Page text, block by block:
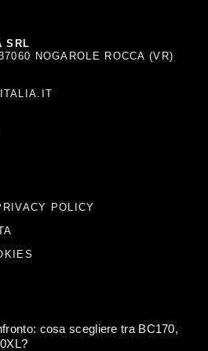
SRL
NOGAROLE ROCCA (VR)
POLICY
cosa scegliere tra BC170,